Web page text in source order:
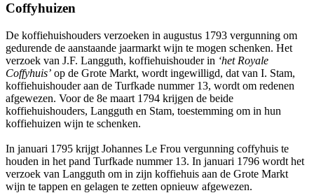
Coffyhuizen
De koffiehuishouders verzoeken in augustus 1793 vergunning om
gedurende de aanstaande jaarmarkt wijn te mogen schenken. Het
verzoek van J.F. Langguth, koffiehuishouder in ‘het Royale
Coffyhuis’ op de Grote Markt, wordt ingewilligd, dat van I. Stam,
koffiehuishouder aan de Turfkade nummer 13, wordt om redenen
afgewezen. Voor de 8e maart 1794 krijgen de beide
koffiehuishouders, Langguth en Stam, toestemming om in hun
koffiehuizen wijn te schenken.
In januari 1795 krijgt Johannes Le Frou vergunning coffyhuis te
houden in het pand Turfkade nummer 13. In januari 1796 wordt het
verzoek van Langguth om in zijn koffiehuis aan de Grote Markt
wijn te tappen en gelagen te zetten opnieuw afgewezen.